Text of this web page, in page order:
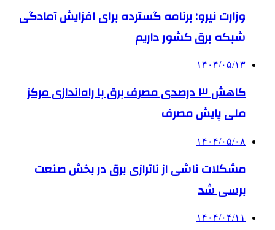
وزارت نیرو: برنامه‌ گسترده برای افزایش آمادگی
شبکه برق کشور داریم
۱۴۰۴/۰۵/۱۳
کاهش ۳ درصدی مصرف برق با راه‌اندازی مرکز
ملی پایش مصرف
۱۴۰۴/۰۵/۰۸
مشکلات ناشی از ناترازی برق در بخش صنعت
برسی شد
۱۴۰۴/۰۴/۱۱